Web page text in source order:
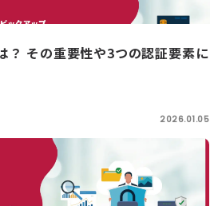
？ その重要性や3つの認証要素に
2026.01.05